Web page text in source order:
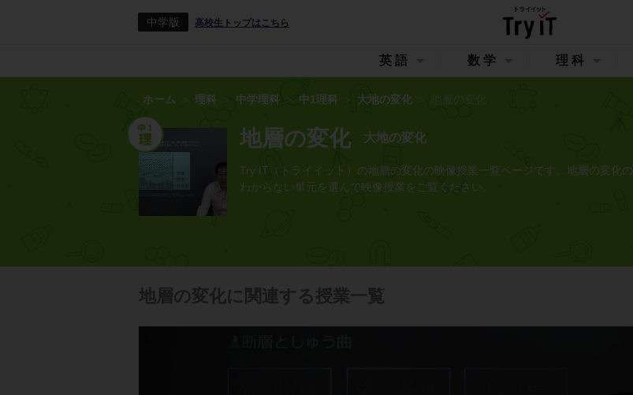
中学版 高校生トップはこちら
英語 数学 理科
ホーム 理科 中学理科 中1理科 大地の変化 地層の変化
地層の変化 大地の変化
Try IT（トライイット）の地層の変化の映像授業一覧ページです。地層の変化
わからない単元を選んで映像授業をご覧ください。
地層の変化に関連する授業一覧